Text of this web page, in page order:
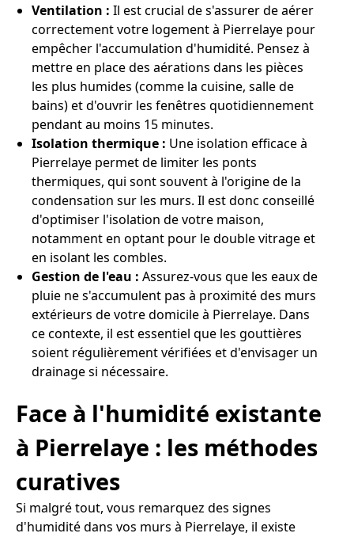
Ventilation : Il est crucial de s'assurer de aérer
correctement votre logement à Pierrelaye pour
empêcher l'accumulation d'humidité. Pensez à
mettre en place des aérations dans les pièces
les plus humides (comme la cuisine, salle de
bains) et d'ouvrir les fenêtres quotidiennement
pendant au moins 15 minutes.
Isolation thermique : Une isolation efficace à
Pierrelaye permet de limiter les ponts
thermiques, qui sont souvent à l'origine de la
condensation sur les murs. Il est donc conseillé
d'optimiser l'isolation de votre maison,
notamment en optant pour le double vitrage et
en isolant les combles.
Gestion de l'eau : Assurez-vous que les eaux de
pluie ne s'accumulent pas à proximité des murs
extérieurs de votre domicile à Pierrelaye. Dans
ce contexte, il est essentiel que les gouttières
soient régulièrement vérifiées et d'envisager un
drainage si nécessaire.
Face à l'humidité existante
à Pierrelaye : les méthodes
curatives
Si malgré tout, vous remarquez des signes
d'humidité dans vos murs à Pierrelaye, il existe